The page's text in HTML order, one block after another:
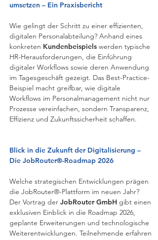
umsetzen – Ein Praxisbericht
Wie gelingt der Schritt zu einer effizienten,
digitalen Personalabteilung? Anhand eines
konkreten Kundenbeispiels werden typische
HR-Herausforderungen, die Einführung
digitaler Workflows sowie deren Anwendung
im Tagesgeschäft gezeigt. Das Best-Practice-
Beispiel macht greifbar, wie digitale
Workflows im Personalmanagement nicht nur
Prozesse vereinfachen, sondern Transparenz,
Effizienz und Zukunftssicherheit schaffen.​​
Blick in die Zukunft der Digitalisierung –
Die JobRouter®-Roadmap 2026
Welche strategischen Entwicklungen prägen
die JobRouter®-Plattform im neuen Jahr?
Der Vortrag der JobRouter GmbH gibt einen
exklusiven Einblick in die Roadmap 2026,
geplante Erweiterungen und technologische
Weiterentwicklungen. Teilnehmende erfahren